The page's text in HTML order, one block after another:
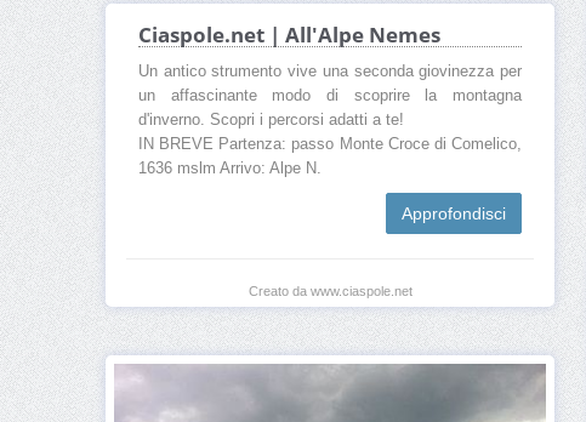
Ciaspole.net | All'Alpe Nemes
Un antico strumento vive una seconda giovinezza per
un affascinante modo di scoprire la montagna
d'inverno. Scopri i percorsi adatti a te!
IN BREVE Partenza: passo Monte Croce di Comelico,
1636 mslm Arrivo: Alpe N.
Approfondisci
Creato da www.ciaspole.net